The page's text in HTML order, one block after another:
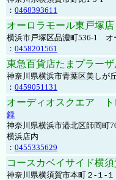
： 0468393611
オーロラモール東戸塚店
横浜市戸塚区品濃町536-1 オ
： 0458201561
東急百貨店たまプラーザ
神奈川県横浜市青葉区美しが
： 0459051131
オーディオスクエア ト
録
神奈川県横浜市港北区師岡町
横浜店内
： 0455335629
コースカベイサイド横
神奈川県横須賀市本町２-１-